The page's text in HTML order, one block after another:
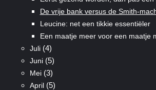
De vrije bank versus de Smith-
Leucine: net een tikkie essentiëler
Een maatje meer voor een maatje
Juli(4)
Juni(5)
Mei(3)
April(5)